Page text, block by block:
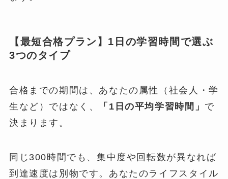
【最短合格プラン】1日の学習時間で選ぶ
3つのタイプ
合格までの期間は、あなたの属性（社会人・学
生など）ではなく、
「1日の平均学習時間」 で
決まります。
同じ300時間でも、集中度や回転数が異なれば
到達速度は別物です。あなたのライフスタイル